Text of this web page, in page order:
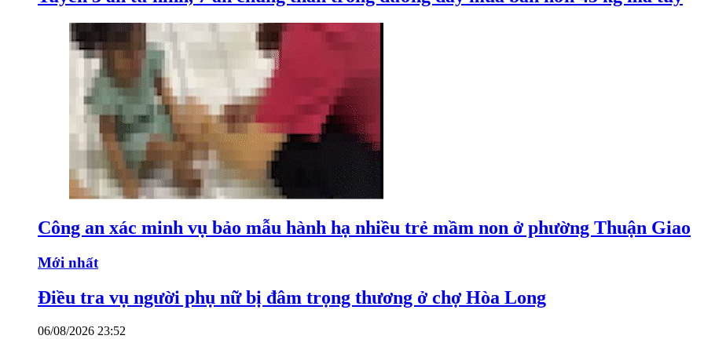
Công an xác minh vụ bảo mẫu hành hạ nhiều trẻ mầm non ở phường Thuận Giao
Mới nhất
Điều tra vụ người phụ nữ bị đâm trọng thương ở chợ Hòa Long
06/08/2026 23:52